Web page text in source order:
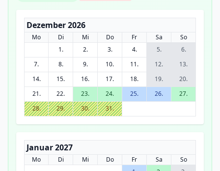
Dezember 2026
Mo Di Mi Do Fr Sa
So
1.
2. 3. 4. 5.
6.
7.
8. 9. 10. 11. 12.
13.
14.
15. 16. 17. 18. 19.
20.
21.
22. 23. 24. 25. 26.
27.
28.
29. 30. 31.
Januar 2027
Mo Di Mi Do Fr Sa
So